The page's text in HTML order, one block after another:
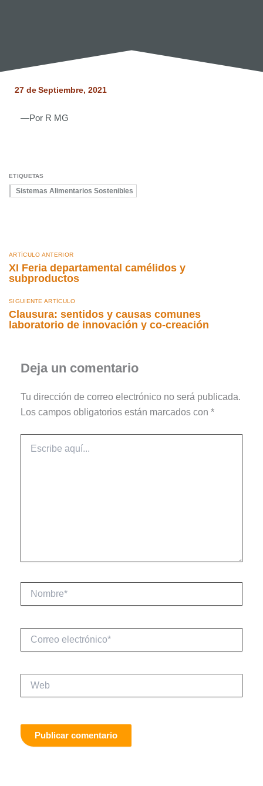
27 deSeptiembre, 2021
—Por R MG
ETIQUETAS
Sistemas Alimentarios Sostenibles
ARTÍCULO ANTERIOR
XI Feria departamental camélidos y
subproductos
SIGUIENTE ARTÍCULO
Clausura: sentidos y causas comunes
laboratorio de innovación y co-creación
Deja un comentario
Tu dirección de correo electrónico no será publicada.
Los campos obligatorios están marcados con *
aquí...
electrónico*